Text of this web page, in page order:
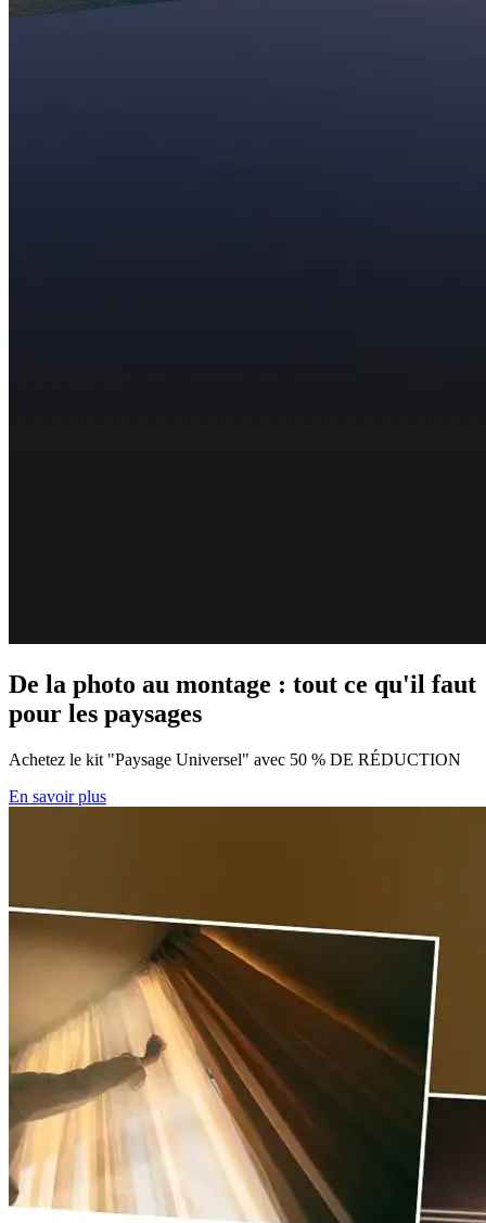
De la photo au montage : tout ce qu'il faut
pour les paysages
Achetez le kit "Paysage Universel" avec 50 % DE RÉDUCTION
En savoir plus